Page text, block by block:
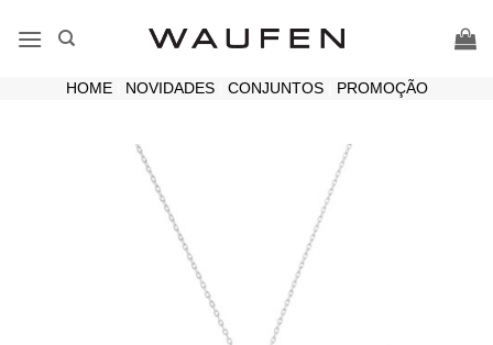
HOME| NOVIDADES| CONJUNTOS| PROMOÇÃO